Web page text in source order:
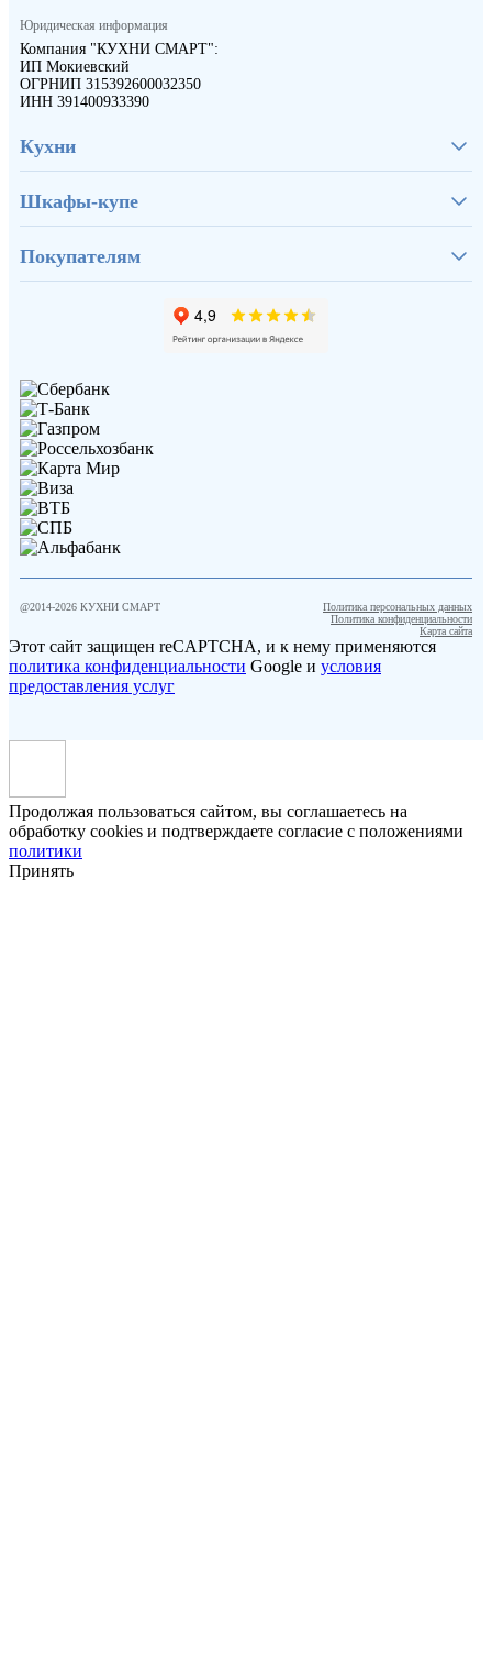
Юридическая информация
Компания "КУХНИ СМАРТ":
ИП Мокиевский
ОГРНИП 315392600032350
ИНН 391400933390
Кухни
Шкафы-купе
Покупателям
@2014-2026 КУХНИ СМАРТ
Политика персональных данных
Политика конфиденциальности
Карта сайта
Этот сайт защищен reCAPTCHA, и к нему применяются
политика конфиденциальности Google и условия
предоставления услуг
Продолжая пользоваться сайтом, вы соглашаетесь на
обработку cookies и подтверждаете согласие с положениями
политики
Принять